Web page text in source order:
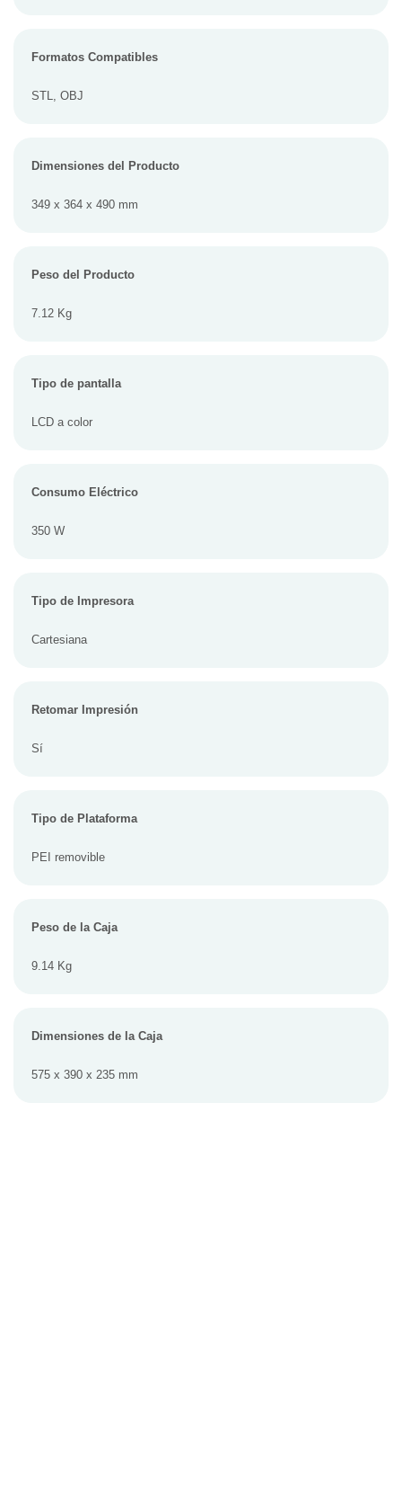
Formatos Compatibles
STL, OBJ
Dimensiones del Producto
349 x 364 x 490 mm
Peso del Producto
7.12 Kg
Tipo de pantalla
LCD a color
Consumo Eléctrico
350 W
Tipo de Impresora
Cartesiana
Retomar Impresión
Sí
Tipo de Plataforma
PEI removible
Peso de la Caja
9.14 Kg
Dimensiones de la Caja
575 x 390 x 235 mm